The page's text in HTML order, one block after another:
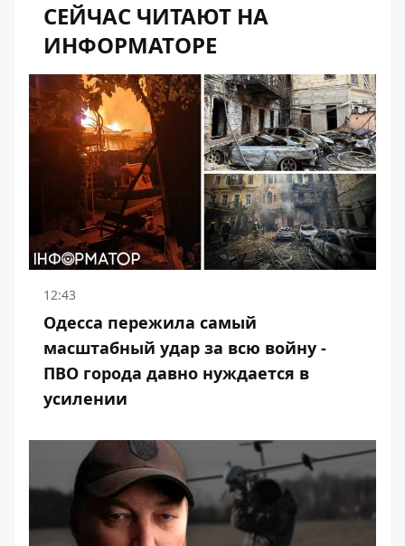
СЕЙЧАС ЧИТАЮТ НА
ИНФОРМАТОРЕ
12:43
Одесса пережила самый
масштабный удар за всю войну -
ПВО города давно нуждается в
усилении